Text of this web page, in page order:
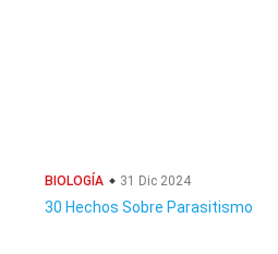
BIOLOGÍA 31 Dic 2024
30 Hechos Sobre Parasitismo